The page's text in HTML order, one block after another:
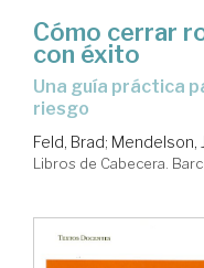
Cómo cerrar
con éxito
una guía práctica para operaciones de capital de
riesgo
Feld, Brad; Mendelson,
Libros de Cabecera.